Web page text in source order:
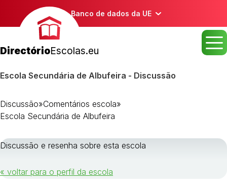
Banco de dados da UE
DirectórioEscolas.eu
Escola Secundária de Albufeira - Discussão
Discussão»Comentários escola»
Escola Secundária de Albufeira
Discussão e resenha sobre esta escola
« voltar para o perfil da escola